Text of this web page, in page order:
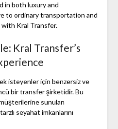
in both luxury and
to ordinary transportation and
Kral Transfer.
Kral Transfer’s
isteyenler için benzersiz ve
bir transfer şirketidir. Bu
sunulan
seyahat imkanlarını